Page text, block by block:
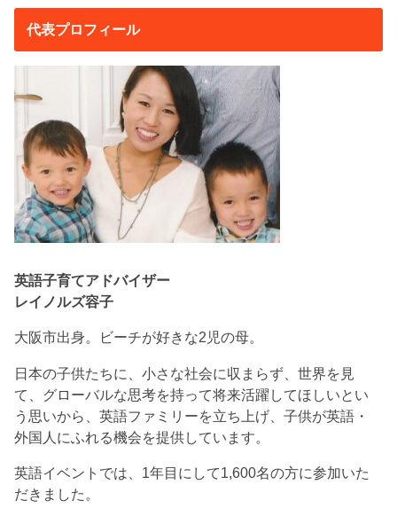
代表プロフィール
英語子育てアドバイザー
レイノルズ容子
大阪市出身。ビーチが好きな2児の母。
日本の子供たちに、小さな社会に収まらず、世界を見
て、グローバルな思考を持って将来活躍してほしいとい
う思いから、英語ファミリーを立ち上げ、子供が英語・
外国人にふれる機会を提供しています。
英語イベントでは、1年目にして1,600名の方に参加いた
だきました。